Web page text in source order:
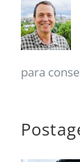
para